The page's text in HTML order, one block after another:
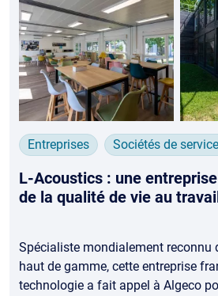
Entreprises Sociétés de
L-Acoustics : une
de la qualité de vie au
Spécialiste mondialement reconnu
haut de gamme, cette entreprise
technologie a fait appel à Algeco